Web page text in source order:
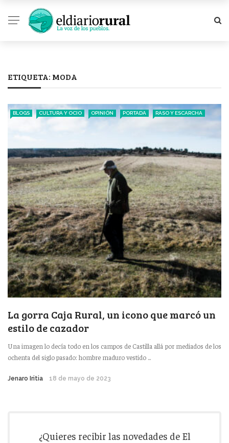
ETIQUETA: MODA
BLOGS CULTURA Y OCIO OPINIÓN PORTADA RASO Y ESCARCHA
La gorra Caja Rural, un icono que marcó un
estilo de cazador
Una imagen lo decía todo en los campos de Castilla allá por mediados de los
ochenta del siglo pasado: hombre maduro vestido ...
Jenaro Iritia 18 de mayo de 2023
¿Quieres recibir las novedades de El